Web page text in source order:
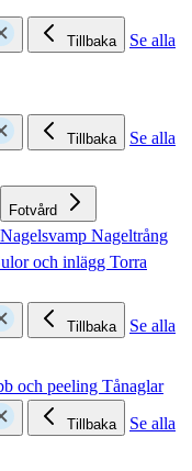
Tillbaka
Se alla
Tillbaka
Se alla
Fotvård
Nagelsvamp Nageltrång
och inlägg Torra
Tillbaka
Se alla
och peeling Tånaglar
Tillbaka
Se alla